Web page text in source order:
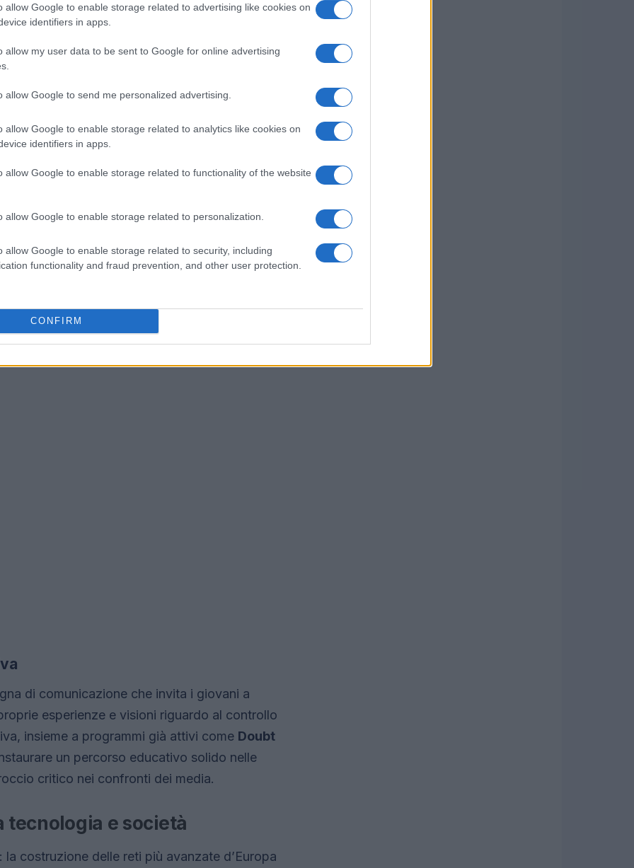
allow Google to enable storage related to advertising like cookies on
identifiers in apps.
allow my user data to be sent to Google for online advertising
allow Google to send me personalized advertising.
allow Google to enable storage related to analytics like cookies on
identifiers in apps.
allow Google to enable storage related to functionality of the website
allow Google to enable storage related to personalization.
allow Google to enable storage related to security, including
functionality and fraud prevention, and other user protection.
CONFIRM
emerge come un’iniziativa educativa di
for Independent Thinking. Labriola esprime
informazioni ai ragazzi e supportarli in un
L’obiettivo è promuovere una maggiore
social, evitando che i giovani si sentano
chiarisce che l’intento non è quello di
ragazzi a interagire con esso in modo più
a riflettere su ciò che visualizzano
dai loro
, del confronto e dell’esplorazione, per
che rinforzano solo le proprie
di comunicazione che invita i giovani a
esperienze e visioni riguardo al controllo
insieme a programmi già attivi come Doubt
un percorso educativo solido nelle
critico nei confronti dei media.
tecnologia e società
costruzione delle reti più avanzate d’Europa